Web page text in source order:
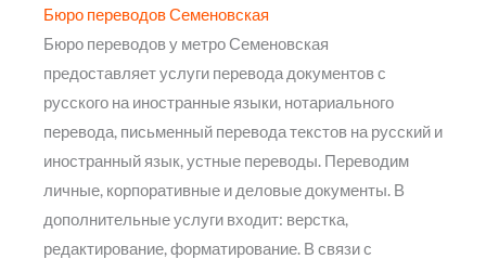
Бюро переводов Семеновская
Бюро переводов у метро Семеновская
предоставляет услуги перевода документов с
русского на иностранные языки, нотариального
перевода, письменный перевода текстов на русский и
иностранный язык, устные переводы. Переводим
личные, корпоративные и деловые документы. В
дополнительные услуги входит: верстка,
редактирование, форматирование. В связи с